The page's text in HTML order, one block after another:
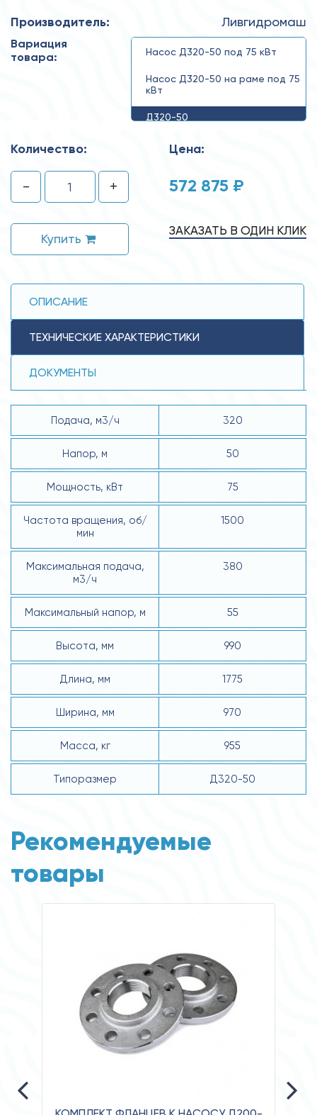
Производитель: Ливгидромаш
Вариация
товара:
Насос Д320-50 под 75 кВт
Насос Д320-50 на раме под 75
кВт
Д320-50
Количество:
- +
Купить
Цена:
572 875 ₽
ЗАКАЗАТЬ В ОДИН КЛИК
ОПИСАНИЕ
ТЕХНИЧЕСКИЕ ХАРАКТЕРИСТИКИ
ДОКУМЕНТЫ
Подача, м3/ч 320
Напор, м 50
Мощность, кВт 75
Частота вращения, об/
мин
1500
Максимальная подача,
м3/ч
380
Максимальный напор, м 55
Высота, мм 990
Длина, мм 1775
Ширина, мм 970
Масса, кг 955
Типоразмер Д320-50
Рекомендуемые
товары